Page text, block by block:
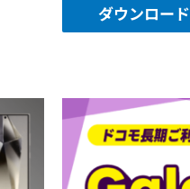
ダウンロード